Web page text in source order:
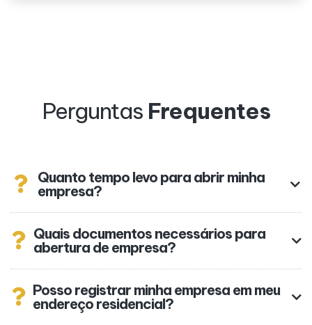
Perguntas Frequentes
Quanto tempo levo para abrir minha
empresa?
Quais documentos necessários para
abertura de empresa?
Posso registrar minha empresa em meu
endereço residencial?